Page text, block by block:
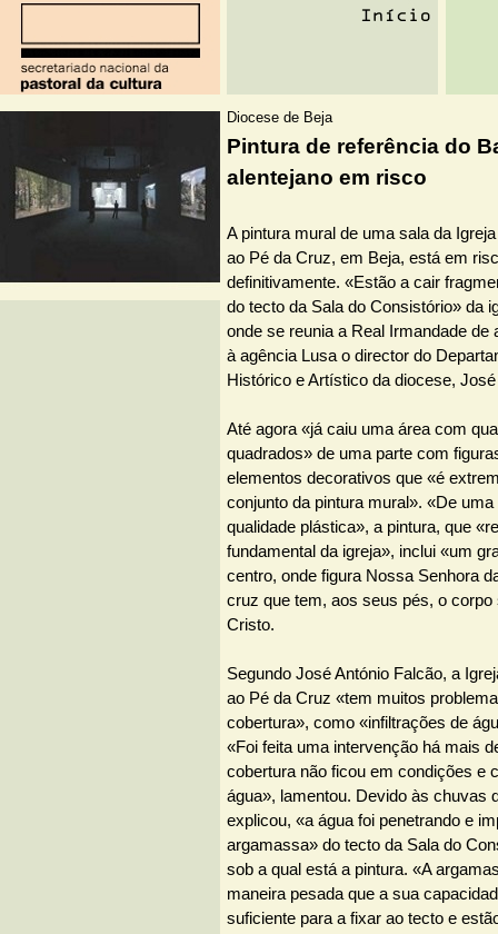
Diocese de Beja
Pintura de referência do
alentejano em risco
A pintura mural de uma sala da
ao Pé da Cruz, em Beja, está em
definitivamente. «Estão a cair
do tecto da Sala do Consistório» da
onde se reunia a Real Irmandade de
à agência Lusa o director do
Histórico e Artístico da diocese,
Até agora «já caiu uma área com
quadrados» de uma parte com
elementos decorativos que «é
conjunto da pintura mural». «De
qualidade plástica», a pintura, que
fundamental da igreja», inclui «um
centro, onde figura Nossa Senhora
cruz que tem, aos seus pés, o
Cristo.
Segundo José António Falcão, a
ao Pé da Cruz «tem muitos
cobertura», como «infiltrações de
«Foi feita uma intervenção há mais
cobertura não ficou em condições e
água», lamentou. Devido às chuvas
explicou, «a água foi penetrando e
argamassa» do tecto da Sala do
sob a qual está a pintura. «A
maneira pesada que a sua
suficiente para a fixar ao tecto e